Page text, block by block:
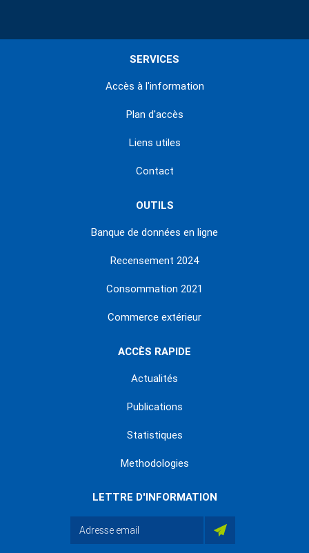
SERVICES
Accès à l'information
Plan d'accès
Liens utiles
Contact
OUTILS
Banque de données en ligne
Recensement 2024
Consommation 2021
Commerce extérieur
ACCÈS RAPIDE
Actualités
Publications
Statistiques
Methodologies
LETTRE D'INFORMATION